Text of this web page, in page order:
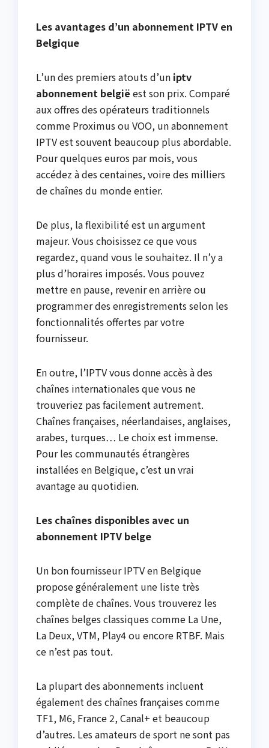
Les avantages d’un abonnement IPTV en
Belgique
L’un des premiers atouts d’un iptv
abonnement belgië est son prix. Comparé
aux offres des opérateurs traditionnels
comme Proximus ou VOO, un abonnement
IPTV est souvent beaucoup plus abordable.
Pour quelques euros par mois, vous
accédez à des centaines, voire des milliers
de chaînes du monde entier.
De plus, la flexibilité est un argument
majeur. Vous choisissez ce que vous
regardez, quand vous le souhaitez. Il n’y a
plus d’horaires imposés. Vous pouvez
mettre en pause, revenir en arrière ou
programmer des enregistrements selon les
fonctionnalités offertes par votre
fournisseur.
En outre, l’IPTV vous donne accès à des
chaînes internationales que vous ne
trouveriez pas facilement autrement.
Chaînes françaises, néerlandaises, anglaises,
arabes, turques… Le choix est immense.
Pour les communautés étrangères
installées en Belgique, c’est un vrai
avantage au quotidien.
Les chaînes disponibles avec un
abonnement IPTV belge
Un bon fournisseur IPTV en Belgique
propose généralement une liste très
complète de chaînes. Vous trouverez les
chaînes belges classiques comme La Une,
La Deux, VTM, Play4 ou encore RTBF. Mais
ce n’est pas tout.
La plupart des abonnements incluent
également des chaînes françaises comme
TF1, M6, France 2, Canal+ et beaucoup
d’autres. Les amateurs de sport ne sont pas